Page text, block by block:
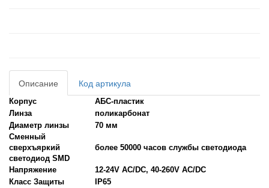
Описание Код артикула
Корпус
АБС-пластик
Линза
поликарбонат
Диаметр линзы
70 мм
Сменный
сверхъяркий
светодиод SMD
более 50000 часов службы светодиода
Напряжение
12-24V AC/DC, 40-260V AC/DC
Класс Защиты
IP65